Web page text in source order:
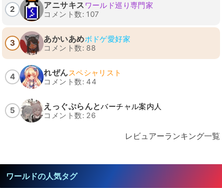
2 アニサキス ワールド巡り専門家
コメント数: 107
3 あかいあめボドゲ愛好家
コメント数: 88
4 れぜんスペシャリスト
コメント数: 44
5 えっぐぷらんとバーチャル案内人
コメント数: 26
レビュアーランキング一覧
ワールドの人気タグ